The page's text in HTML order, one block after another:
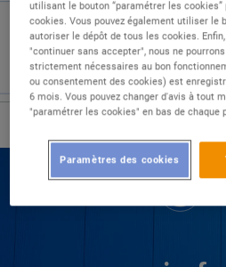
utilisant le bouton “paramétrer les
cookies. Vous pouvez également utiliser le
autoriser le dépôt de tous les cookies.
"continuer sans accepter", nous ne
strictement nécessaires au bon
ou consentement des cookies) est
6 mois. Vous pouvez changer d'avis à tout
"paramétrer les cookies" en bas de chaque
Paramètres des cookies